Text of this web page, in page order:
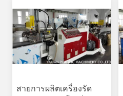
สายการผลิตเครื่องรัด